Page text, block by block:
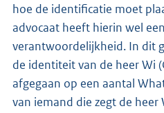
hoe de identificatie moet
advocaat heeft hierin wel
verantwoordelijkheid. In dit
de identiteit van de heer Wi
afgegaan op een aantal
van iemand die zegt de heer